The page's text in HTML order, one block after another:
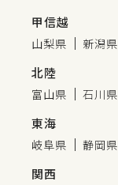
甲信越
山梨県 新潟県
北陸
富山県 石川県
東海
岐阜県 静岡県
関西